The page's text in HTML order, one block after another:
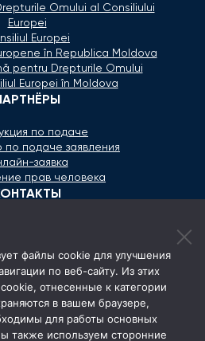
Omului al Consiliului
Europei
Europei
în Republica Moldova
pentru Drepturile Omului
Europei în Moldova
по подаче
по подаче заявления
заявка
прав человека
Ешилор 11/3, Кишинёв
- Пятница: 08:00 - 17:00
файлы cookie для улучшения
по веб-сайту. Из этих
отнесенные к категории
в вашем браузере,
для работы основных
также используем сторонние